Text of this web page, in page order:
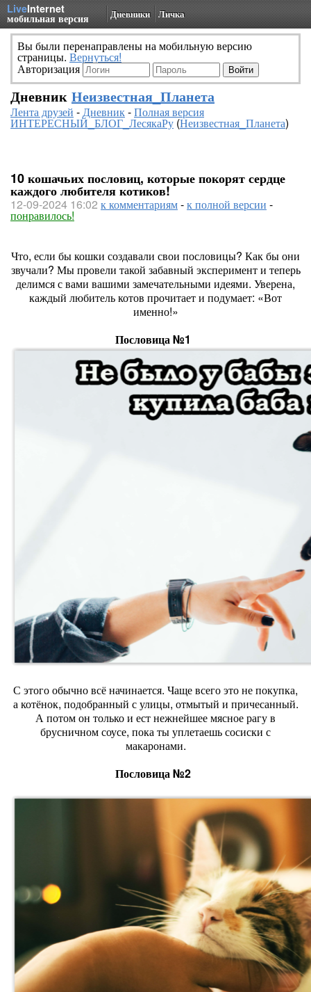
LiveInternet
мобильная версия Дневники Личка
Вы были перенаправлены на мобильную версию
страницы. Вернуться!
Авторизация
Дневник Неизвестная_Планета
Лента друзей -Дневник-Полная версия
ИНТЕРЕСНЫЙ_БЛОГ_ЛесякаРу(Неизвестная_Планета)
10 кошачьих пословиц, которые покорят сердце
каждого любителя котиков!
12-09-2024 16:02 к комментариям-к полной версии -
понравилось!
Что, если бы кошки создавали свои пословицы? Как бы они
звучали? Мы провели такой забавный эксперимент и теперь
делимся с вами вашими замечательными идеями. Уверена,
каждый любитель котов прочитает и подумает: «Вот
именно!»
Пословица №1
С этого обычно всё начинается. Чаще всего это не покупка,
а котёнок, подобранный с улицы, отмытый и причесанный.
А потом он только и ест нежнейшее мясное рагу в
брусничном соусе, пока ты уплетаешь сосиски с
макаронами.
Пословица №2